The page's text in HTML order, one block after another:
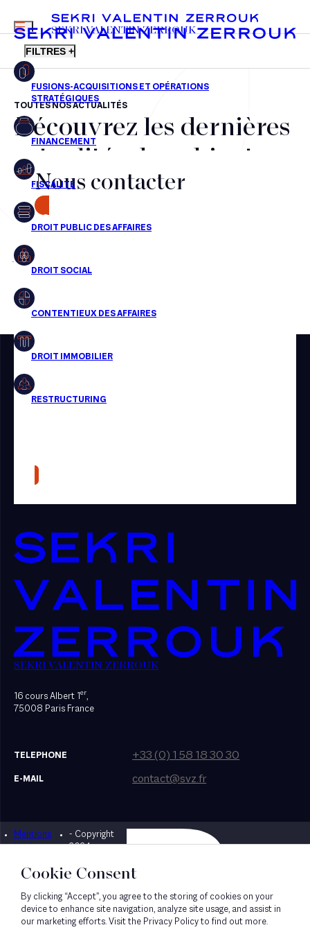
FR EN
MENU
SEKRI VALENTIN ZERROUK
FILTRES +
Fusions-acquisitions et opérations stratégiques
Financement
Fiscalité
Droit public des affaires
Droit social
Droit immobilier
Restructuring
Presse
TOUTES NOS ACTUALITÉS
Découvrez les dernières
actualités du cabinet,
nos récompenses et nos
transactions, jour après
jour
Aucun résultats pour cette recherche
Nous contacter
SEKRI VALENTIN ZERROUK
16 cours Albert 1er,
75008 Paris France
TELEPHONE +33 (0) 1 58 18 30 30
E-MAIL contact@svz.fr
Mentions
légales
- Copyright
2024
Designed by Bonhomme
Cookie Consent
By clicking “Accept”, you agree to the storing of cookies on your
device to enhance site navigation, analyze site usage, and assist in
our marketing efforts. Visit the Privacy Policy to find out more.